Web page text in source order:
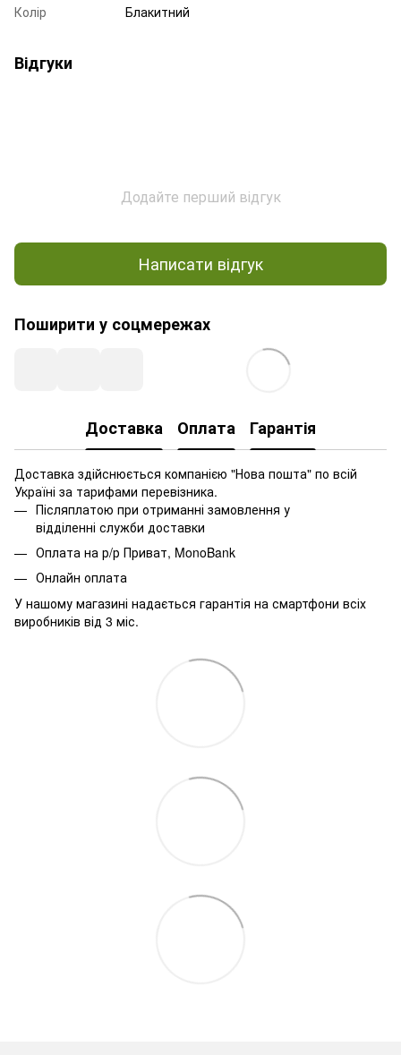
Колір
Блакитний
Відгуки
Додайте перший відгук
Написати відгук
Поширити у соцмережах
Доставка Оплата Гарантія
Доставка здійснюється компанією "Нова пошта" по всій
Україні за тарифами перевізника.
Післяплатою при отриманні замовлення у
відділенні служби доставки
Оплата на р/р Приват, MonoBank
Онлайн оплата
У нашому магазині надається гарантія на смартфони всіх
виробників від 3 міс.